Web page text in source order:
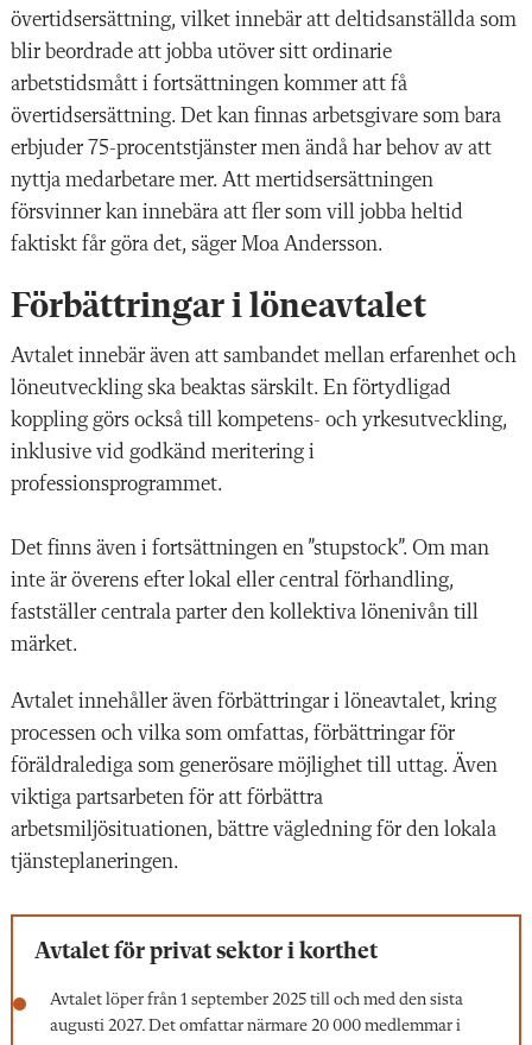
övertidsersättning, vilket innebär att deltidsanställda som
blir beordrade att jobba utöver sitt ordinarie
arbetstidsmått i fortsättningen kommer att få
övertidsersättning. Det kan finnas arbetsgivare som bara
erbjuder 75-procentstjänster men ändå har behov av att
nyttja medarbetare mer. Att mertidsersättningen
försvinner kan innebära att fler som vill jobba heltid
faktiskt får göra det, säger Moa Andersson.
Förbättringar i löneavtalet
Avtalet innebär även att sambandet mellan erfarenhet och
löneutveckling ska beaktas särskilt. En förtydligad
koppling görs också till kompetens- och yrkesutveckling,
inklusive vid godkänd meritering i
professionsprogrammet.
Det finns även i fortsättningen en ”stupstock”. Om man
inte är överens efter lokal eller central förhandling,
fastställer centrala parter den kollektiva lönenivån till
märket.
Avtalet innehåller även förbättringar i löneavtalet, kring
processen och vilka som omfattas, förbättringar för
föräldralediga som generösare möjlighet till uttag. Även
viktiga partsarbeten för att förbättra
arbetsmiljösituationen, bättre vägledning för den lokala
tjänsteplaneringen.
Avtalet för privat sektor i korthet
Avtalet löper från 1 september 2025 till och med den sista
augusti 2027. Det omfattar närmare 20 000 medlemmar i